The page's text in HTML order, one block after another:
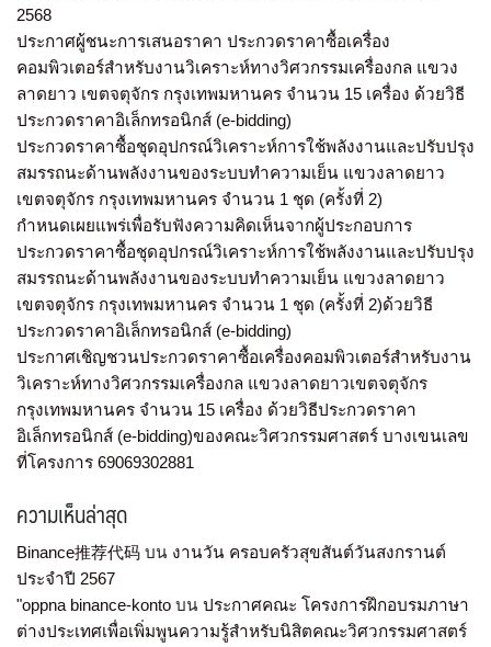
2568
ประกาศผู้ชนะการเสนอราคา ประกวดราคาซื้อเครื่อง
คอมพิวเตอร์สำหรับงานวิเคราะห์ทางวิศวกรรมเครื่องกล แขวง
ลาดยาว เขตจตุจักร กรุงเทพมหานคร จำนวน 15 เครื่อง ด้วยวิธี
ประกวดราคาอิเล็กทรอนิกส์ (e-bidding)
ประกวดราคาซื้อชุดอุปกรณ์วิเคราะห์การใช้พลังงานและปรับปรุง
สมรรถนะด้านพลังงานของระบบทำความเย็น แขวงลาดยาว
เขตจตุจักร กรุงเทพมหานคร จำนวน 1 ชุด (ครั้งที่ 2)
กำหนดเผยแพร่เพื่อรับฟังความคิดเห็นจากผู้ประกอบการ
ประกวดราคาซื้อชุดอุปกรณ์วิเคราะห์การใช้พลังงานและปรับปรุง
สมรรถนะด้านพลังงานของระบบทำความเย็น แขวงลาดยาว
เขตจตุจักร กรุงเทพมหานคร จำนวน 1 ชุด (ครั้งที่ 2)ด้วยวิธี
ประกวดราคาอิเล็กทรอนิกส์ (e-bidding)
ประกาศเชิญชวนประกวดราคาซื้อเครื่องคอมพิวเตอร์สำหรับงาน
วิเคราะห์ทางวิศวกรรมเครื่องกล แขวงลาดยาวเขตจตุจักร
กรุงเทพมหานคร จำนวน 15 เครื่อง ด้วยวิธีประกวดราคา
อิเล็กทรอนิกส์ (e-bidding)ของคณะวิศวกรรมศาสตร์ บางเขนเลข
ที่โครงการ 69069302881
ความเห็นล่าสุด
Binance推荐代码 บน งานวัน ครอบครัวสุขสันต์วันสงกรานต์
ประจำปี 2567
"oppna binance-konto บน ประกาศคณะ โครงการฝึกอบรมภาษา
ต่างประเทศเพื่อเพิ่มพูนความรู้สำหรับนิสิตคณะวิศวกรรมศาสตร์